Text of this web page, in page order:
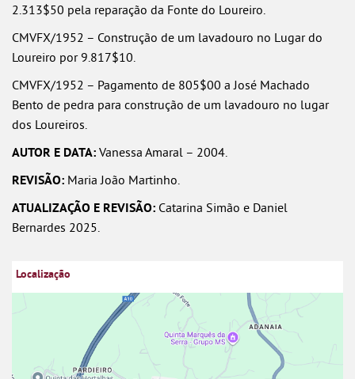
2.313$50 pela reparação da Fonte do Loureiro.
CMVFX/1952 – Construção de um lavadouro no Lugar do
Loureiro por 9.817$10.
CMVFX/1952 – Pagamento de 805$00 a José Machado
Bento de pedra para construção de um lavadouro no lugar
dos Loureiros.
AUTOR E DATA: Vanessa Amaral – 2004.
REVISÃO: Maria João Martinho.
ATUALIZAÇÃO E REVISÃO: Catarina Simão e Daniel
Bernardes 2025.